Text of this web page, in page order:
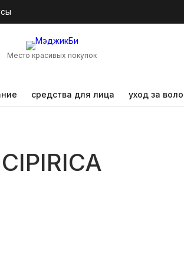
Место красивых покупок
средства для лица уход за
CIPIRICA